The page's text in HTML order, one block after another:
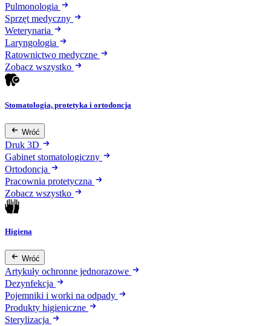
Pulmonologia
Sprzęt medyczny
Weterynaria
Laryngologia
Ratownictwo medyczne
Zobacz wszystko
Stomatologia, protetyka i ortodoncja
Wróć
Druk 3D
Gabinet stomatologiczny
Ortodoncja
Pracownia protetyczna
Zobacz wszystko
Higiena
Wróć
Artykuły ochronne jednorazowe
Dezynfekcja
Pojemniki i worki na odpady
Produkty higieniczne
Sterylizacja